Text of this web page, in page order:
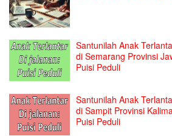
Santunilah Anak
di Semarang Provinsi
Puisi Peduli
Santunilah Anak
di Sampit Provinsi
Puisi Peduli